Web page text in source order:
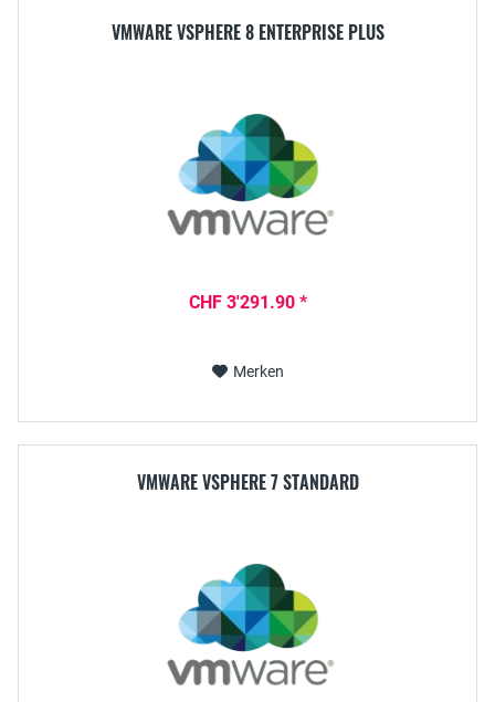
VMWARE VSPHERE 8 ENTERPRISE PLUS
CHF 3'291.90 *
Merken
VMWARE VSPHERE 7 STANDARD